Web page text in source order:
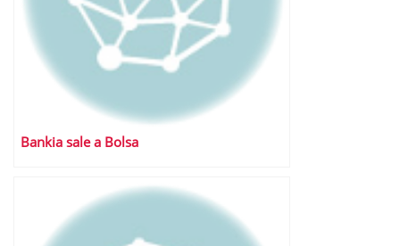
Bankia sale a Bolsa